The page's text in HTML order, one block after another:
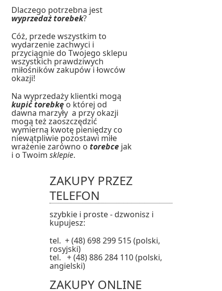
Dlaczego potrzebna jest
wyprzedaż torebek?
Cóż, przede wszystkim to
wydarzenie zachwyci i
przyciągnie do Twojego sklepu
wszystkich prawdziwych
miłośników zakupów i łowców
okazji!
Na wyprzedaży klientki mogą
kupić torebkęo której od
dawna marzyły a przy okazji
mogą też zaoszczędzić
wymierną kwotę pieniędzy co
niewątpliwie pozostawi miłe
wrażenie zarówno otorebce jak
i o Twoimsklepie.
ZAKUPY PRZEZ
TELEFON
szybkie i proste - dzwonisz i
kupujesz:
tel. + (48) 698 299 515 (polski,
rosyjski)
tel. + (48) 886 284 110 (polski,
angielski)
ZAKUPY ONLINE